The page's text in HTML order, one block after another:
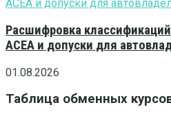
Расшифровка
ACEA и допуски для
01.08.2026
Таблица обменных